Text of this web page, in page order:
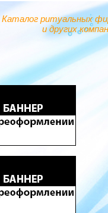
Каталог ритуальных
и других